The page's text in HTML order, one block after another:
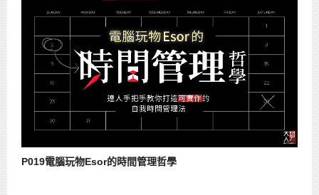
P019電腦玩物Esor的時間管理哲學